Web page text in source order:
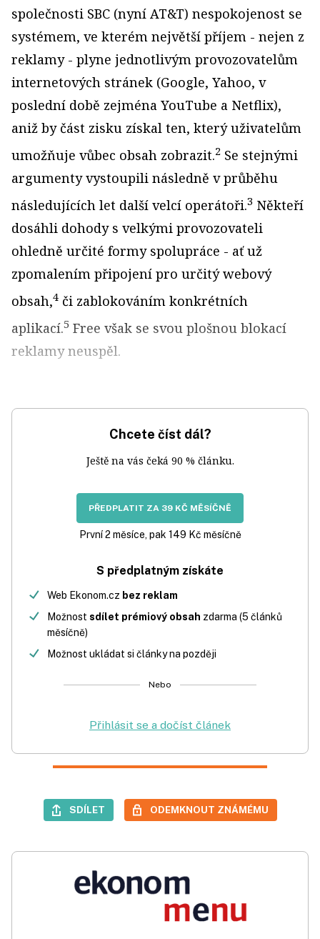
společnosti SBC (nyní AT&T) nespokojenost se
systémem, ve kterém největší příjem - nejen z
reklamy - plyne jednotlivým provozovatelům
internetových stránek (Google, Yahoo, v
poslední době zejména YouTube a Netflix),
aniž by část zisku získal ten, který uživatelům
umožňuje vůbec obsah zobrazit.2 Se stejnými
argumenty vystoupili následně v průběhu
následujících let další velcí operátoři.3 Někteří
dosáhli dohody s velkými provozovateli
ohledně určité formy spolupráce - ať už
zpomalením připojení pro určitý webový
obsah,4 či zablokováním konkrétních
aplikací.5 Free však se svou plošnou blokací
reklamy neuspěl.
Chcete číst dál?
Ještě na vás čeká 90 % článku.
PŘEDPLATIT ZA 39 KČ MĚSÍČNĚ
První 2 měsíce, pak 149 Kč měsíčně
S předplatným získáte
Web Ekonom.cz bez reklam
Možnost sdílet prémiový obsah zdarma (5 článků
měsíčně)
Možnost ukládat si články na později
Nebo
Přihlásit se a dočíst článek
SDÍLET ODEMKNOUT ZNÁMÉMU